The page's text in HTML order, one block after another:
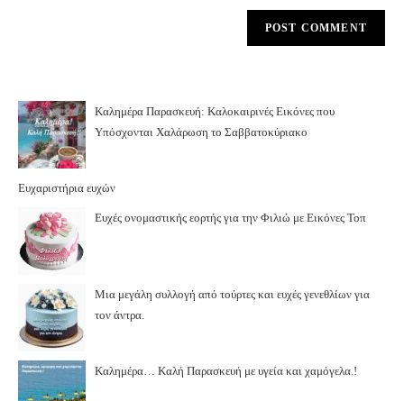
Καλημέρα Παρασκευή: Καλοκαιρινές Εικόνες που
Υπόσχονται Χαλάρωση το Σαββατοκύριακο
Ευχαριστήρια ευχών
Ευχές ονομαστικής εορτής για την Φιλιώ με Εικόνες Τοπ
Μια μεγάλη συλλογή από τούρτες και ευχές γενεθλίων για
τον άντρα.
Καλημέρα… Καλή Παρασκευή με υγεία και χαμόγελα.!